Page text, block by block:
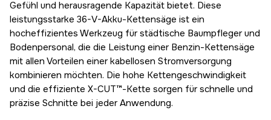
Gefühl und herausragende Kapazität bietet. Diese
leistungsstarke 36-V-Akku-Kettensäge ist ein
hocheffizientes Werkzeug für städtische Baumpfleger und
Bodenpersonal, die die Leistung einer Benzin-Kettensäge
mit allen Vorteilen einer kabellosen Stromversorgung
kombinieren möchten. Die hohe Kettengeschwindigkeit
und die effiziente X-CUT™-Kette sorgen für schnelle und
präzise Schnitte bei jeder Anwendung.